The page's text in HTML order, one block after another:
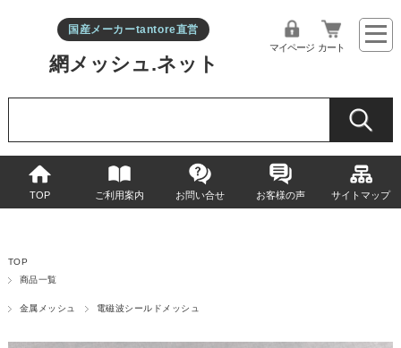
網メッシュ.ネット
国産メーカーtantore直営
マイページ カート
TOP ご利用案内 お問い合せ お客様の声 サイトマップ
TOP
商品一覧
金属メッシュ 電磁波シールドメッシュ